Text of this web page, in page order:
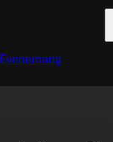
Evenemang